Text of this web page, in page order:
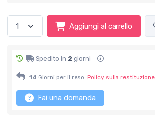
Aggiungi al carrello
Spedito in 2 giorni
14 Giorni per il reso. Policy sulla restituzione
Fai una domanda